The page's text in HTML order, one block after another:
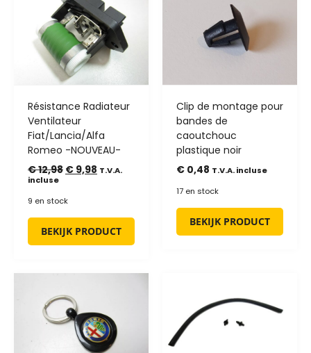
Résistance Radiateur
Ventilateur
Fiat/Lancia/Alfa
Romeo -NOUVEAU-
€12,98 € 9,98 T.V.A.
incluse
9 en stock
BEKIJK PRODUCT
Clip de montage pour
bandes de
caoutchouc
plastique noir
€ 0,48 T.V.A. incluse
17 en stock
BEKIJK PRODUCT